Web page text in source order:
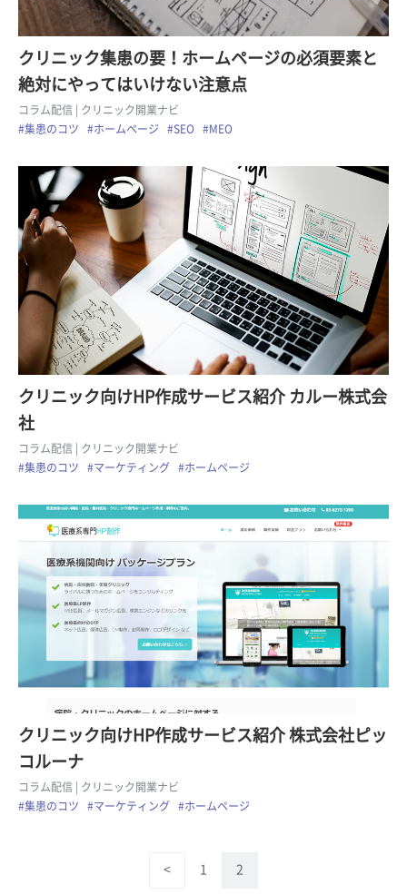
クリニック集患の要！ホームページの必須要素と
絶対にやってはいけない注意点
コラム配信
| クリニック開業ナビ
#集患のコツ
#ホームページ #SEO #MEO
クリニック向けHP作成サービス紹介 カルー株式会
社
コラム配信
| クリニック開業ナビ
#集患のコツ
#マーケティング #ホームページ
クリニック向けHP作成サービス紹介 株式会社ピッ
コルーナ
コラム配信
| クリニック開業ナビ
#集患のコツ
#マーケティング #ホームページ
< 1 2